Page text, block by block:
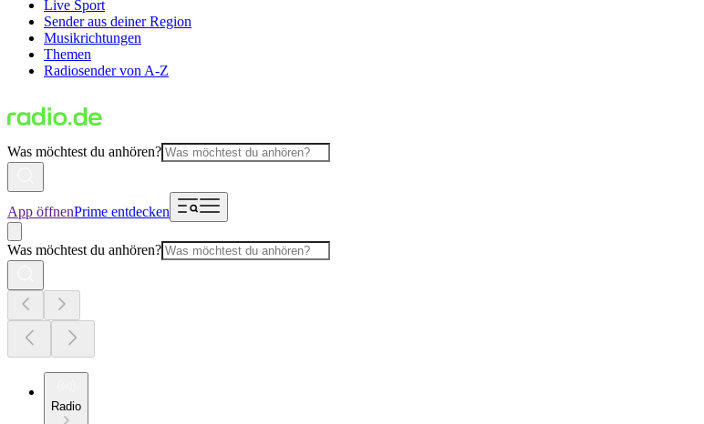
Live Sport
Sender aus deiner Region
Musikrichtungen
Themen
Radiosender von A-Z
Was möchtest du anhören?
App öffnenPrime entdecken
Was möchtest du anhören?
Radio